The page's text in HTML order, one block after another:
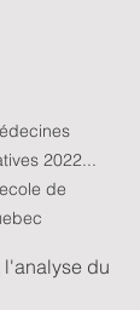
2022...
de
l'analyse du